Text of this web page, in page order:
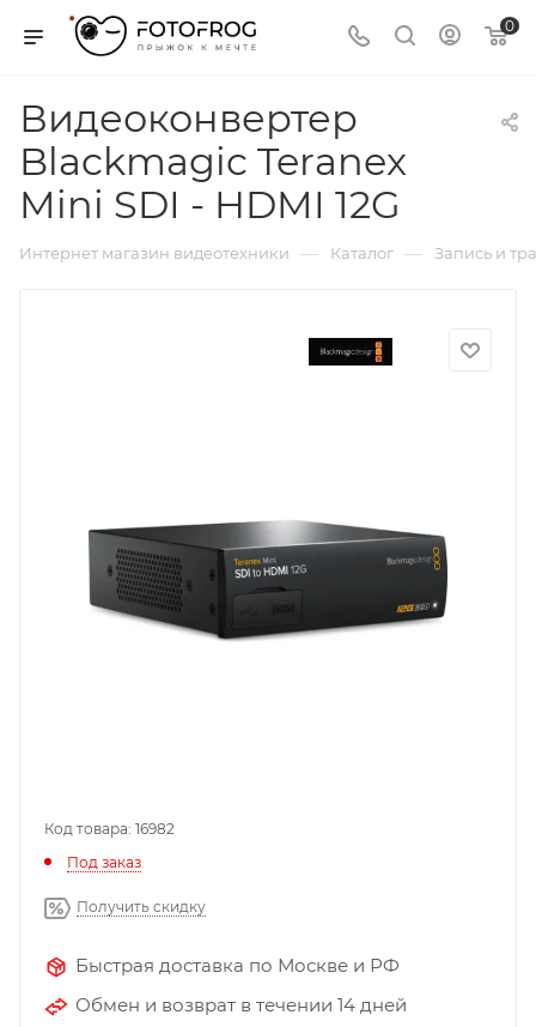
0
Видеоконвертер
Blackmagic Teranex
Mini SDI - HDMI 12G
Интернет магазин видеотехники — Каталог — Запись и
Код товара: 16982
Под заказ
Получить скидку
Быстрая доставка по Москве и РФ
Обмен и возврат в течении 14 дней